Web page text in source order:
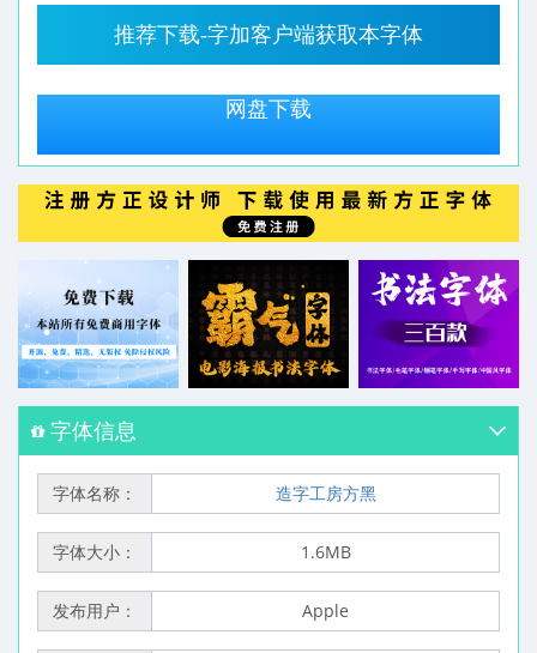
推荐下载-字加客户端获取本字体
网盘下载
字体信息
字体名称： 造字工房方黑
字体大小： 1.6MB
发布用户： Apple